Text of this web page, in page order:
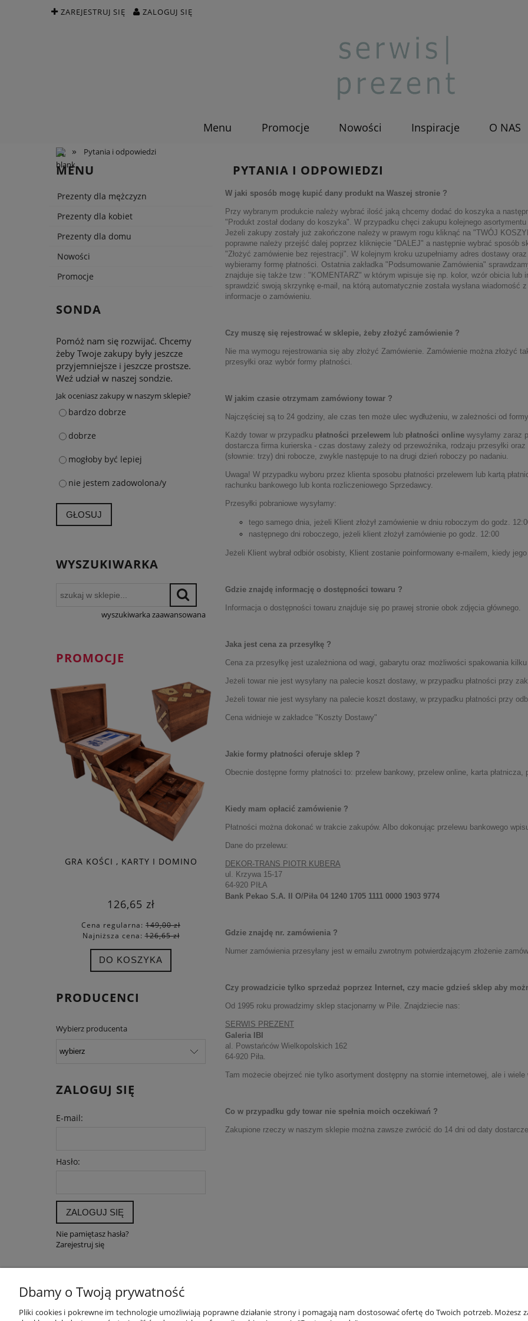
ZAREJESTRUJ SIĘ ZALOGUJ SIĘ
Menu Promocje Nowości Inspiracje O NAS
» Pytania i odpowiedzi
MENU
Prezenty dla mężczyzn
Prezenty dla kobiet
Prezenty dla domu
Nowości
Promocje
SONDA
Pomóż nam się rozwijać. Chcemy
żeby Twoje zakupy były jeszcze
przyjemniejsze i jeszcze prostsze.
Weź udział w naszej sondzie.
Jak oceniasz zakupy w naszym sklepie?
bardzo dobrze
dobrze
mogłoby być lepiej
nie jestem zadowolona/y
GŁOSUJ
WYSZUKIWARKA
wyszukiwarka zaawansowana
PROMOCJE
GRA KOŚCI , KARTY I DOMINO
126,65 zł
Cena regularna: 149,00 zł
Najniższa cena:126,65 zł
DO KOSZYKA
EKSKLUZYWNY KOMPAS
MAGNETYCZNY CARDAN
Najniższa cena:524,00 zł
PRODUCENCI
Wybierz producenta
ZALOGUJ SIĘ
E-mail:
Hasło:
ZALOGUJ SIĘ
Nie pamiętasz hasła?
Zarejestruj się
PYTANIA I ODPOWIEDZI
W jaki sposób mogę kupić dany produkt na Waszej stronie ?
Przy wybranym produkcie należy wybrać ilość jaką chcemy dodać do koszyka a
"Produkt został dodany do koszyka". W przypadku chęci zakupu kolejnego
Jeżeli zakupy zostały już zakończone należy w prawym rogu kliknąć na "TWÓJ
poprawne należy przejść dalej poprzez kliknięcie "DALEJ" a następnie wybrać sposób
"Złożyć zamówienie bez rejestracji". W kolejnym kroku uzupełniamy adres dostawy
wybieramy formę płatności. Ostatnia zakładka "Podsumowanie Zamówienia"
znajduje się także tzw : "KOMENTARZ" w którym wpisuje się np. kolor, wzór obicia lub
sprawdzić swoją skrzynkę e-mail, na którą automatycznie została wysłana
informacje o zamówieniu.
Czy muszę się rejestrować w sklepie, żeby złożyć zamówienie ?
Nie ma wymogu rejestrowania się aby złożyć Zamówienie. Zamówienie można
przesyłki oraz wybór formy płatności.
W jakim czasie otrzymam zamówiony towar ?
Najczęściej są to 24 godziny, ale czas ten może ulec wydłużeniu, w zależności od
Każdy towar w przypadku płatności przelewem lub płatności online wysyłamy zaraz
dostarcza firma kurierska - czas dostawy zależy od przewoźnika, rodzaju przesyłki
(słownie: trzy) dni robocze, zwykle następuje to na drugi dzień roboczy po nadaniu.
Uwaga! W przypadku wyboru przez klienta sposobu płatności przelewem lub kartą
rachunku bankowego lub konta rozliczeniowego Sprzedawcy.
Przesyłki pobraniowe wysyłamy:
tego samego dnia, jeżeli Klient złożył zamówienie w dniu roboczym do godz.
następnego dni roboczego, jeżeli klient złożył zamówienie po godz. 12:00
Jeżeli Klient wybrał odbiór osobisty, Klient zostanie poinformowany e-mailem, kiedy
Gdzie znajdę informację o dostępności towaru ?
Informacja o dostępności towaru znajduje się po prawej stronie obok zdjęcia głównego.
Jaka jest cena za przesyłkę ?
Cena za przesyłkę jest uzależniona od wagi, gabarytu oraz możliwości spakowania
Jeżeli towar nie jest wysyłany na palecie koszt dostawy, w przypadku płatności przy
Jeżeli towar nie jest wysyłany na palecie koszt dostawy, w przypadku płatności przy
Cena widnieje w zakładce "Koszty Dostawy"
Jakie formy płatności oferuje sklep ?
Obecnie dostępne formy płatności to: przelew bankowy, przelew online, karta płatnicza,
Kiedy mam opłacić zamówienie ?
Płatności można dokonać w trakcie zakupów. Albo dokonując przelewu bankowego
Dane do przelewu:
DEKOR-TRANS PIOTR KUBERA
ul. Krzywa 15-17
64-920 PIŁA
Bank Pekao S.A. II O/Piła 04 1240 1705 1111 0000 1903 9774
Gdzie znajdę nr. zamówienia ?
Numer zamówienia przesyłany jest w emailu zwrotnym potwierdzającym złożenie
Czy prowadzicie tylko sprzedaż poprzez Internet, czy macie gdzieś sklep aby
Od 1995 roku prowadzimy sklep stacjonarny w Pile. Znajdziecie nas:
SERWIS PREZENT
Galeria IBI
al. Powstańców Wielkopolskich 162
64-920 Piła.
Tam możecie obejrzeć nie tylko asortyment dostępny na stornie internetowej, ale i wiele
Co w przypadku gdy towar nie spełnia moich oczekiwań ?
Zakupione rzeczy w naszym sklepie można zawsze zwrócić do 14 dni od daty
POMOC MOJE KONTO PŁATNOŚCI I DOSTAWA
Dbamy o Twoją prywatność
Pliki cookies i pokrewne im technologie umożliwiają poprawne działanie strony i pomagają nam dostosować ofertę do Twoich potrzeb.